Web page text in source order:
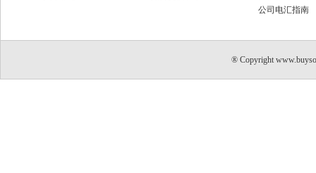
公司电汇指南
® Copyright